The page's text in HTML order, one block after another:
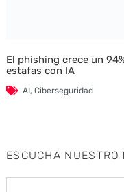
El phishing crece un
estafas con IA
AI, Ciberseguridad
ESCUCHA NUESTRO